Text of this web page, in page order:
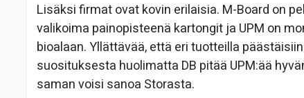
Lisäksi firmat ovat kovin erilaisia. M-Board on
valikoima painopisteenä kartongit ja UPM on
bioalaan. Yllättävää, että eri tuotteilla
suosituksesta huolimatta DB pitää UPM:ää
saman voisi sanoa Storasta.